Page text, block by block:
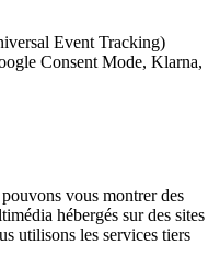
Event Tracking)
Consent Mode, Klarna,
vous montrer des
hébergés sur des sites
utilisons les services tiers